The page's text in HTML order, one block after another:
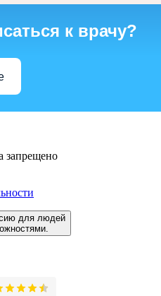
к врачу?
запрещено
для людей